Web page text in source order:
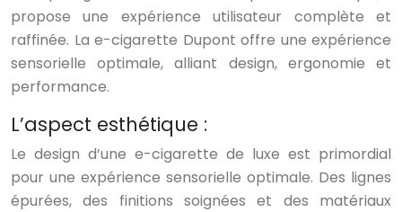
propose une expérience utilisateur complète et
raffinée. La e-cigarette Dupont offre une expérience
sensorielle optimale, alliant design, ergonomie et
performance.
L’aspect esthétique :
Le design d’une e-cigarette de luxe est primordial
pour une expérience sensorielle optimale. Des lignes
épurées, des finitions soignées et des matériaux